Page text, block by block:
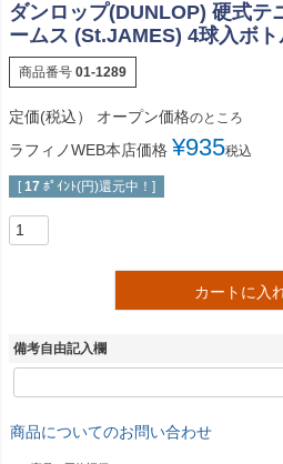
ダンロップ(DUNLOP) 硬式テ
ームス (St.JAMES) 4球入ボト
商品番号 01-1289
定価(税込） オープン価格のところ
ラフィノWEB本店価格 ¥935税込
[ 17 ﾎﾟｲﾝﾄ(円)還元中！]
カートに入
備考自由記入欄
商品についてのお問い合わせ